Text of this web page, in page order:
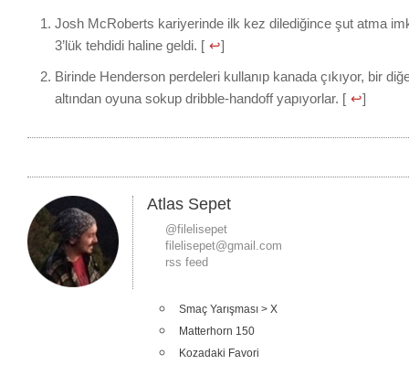
Josh McRoberts kariyerinde ilk kez dilediğince şut atma
3’lük tehdidi haline geldi. [ ↩]
Birinde Henderson perdeleri kullanıp kanada çıkıyor, bir
altından oyuna sokup dribble-handoff yapıyorlar. [ ↩]
Atlas Sepet
@filelisepet
filelisepet@gmail.com
rss feed
Smaç Yarışması > X
Matterhorn 150
Kozadaki Favori